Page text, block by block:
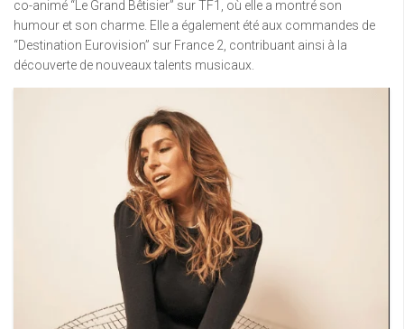
co-animé “Le Grand Bêtisier” sur TF1, où elle a montré son
humour et son charme. Elle a également été aux commandes de
“Destination Eurovision” sur France 2, contribuant ainsi à la
découverte de nouveaux talents musicaux.